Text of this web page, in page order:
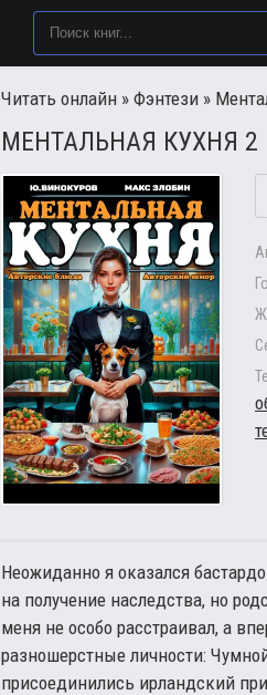
Читать онлайн » Фэнтези »
МЕНТАЛЬНАЯ КУХНЯ 2
Неожиданно я оказался
на получение наследства, но
меня не особо расстраивал, а
разношерстные личности:
присоединились ирландский